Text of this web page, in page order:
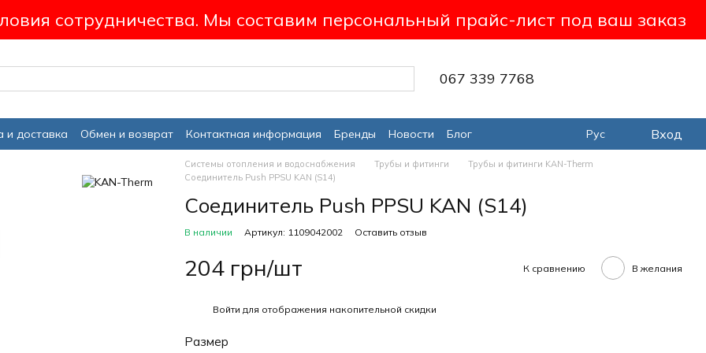
сотрудничества. Мы составим персональный прайс-лист под ваш заказ
067 339 7768
и доставка Обмен и возврат Контактная информация Бренды Новости
Блог
Рус Вход
Системы отопления и водоснабжения Трубы и фитинги
Трубы и фитинги KAN-Therm
Соединитель Push PPSU KAN (S14)
Соединитель Push PPSU KAN (S14)
В наличии Артикул: 1109042002 Оставить отзыв
204 грн/шт К сравнению В желания
Войти для отображения накопительной скидки
Размер